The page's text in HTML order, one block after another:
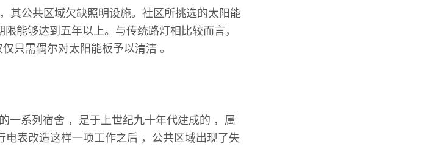
其公共区域欠缺照明设施。社区所挑选的太阳能
能够达到五年以上。与传统路灯相比较而言，
只需偶尔对太阳能板予以清洁 。
一系列宿舍 ，是于上世纪九十年代建成的 ，属
表改造这样一项工作之后 ，公共区域出现了失